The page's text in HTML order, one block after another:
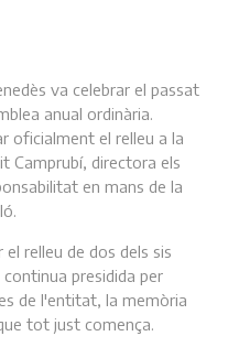
va celebrar el passat
anual ordinària.
oficialment el relleu a la
Camprubí, directora els
en mans de la
relleu de dos dels sis
presidida per
de l'entitat, la memòria
tot just comença.